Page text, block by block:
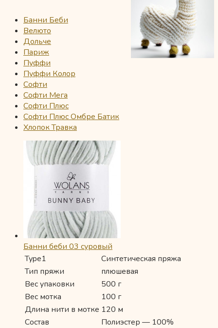
Банни Беби
Велюто
Дольче
Париж
Пуффи
Пуффи Колор
Софти
Софти Мега
Софти Плюс
Софти Плюс Омбре Батик
Хлопок Травка
Банни беби 03 суровый
Type1
Синтетическая пряжа
Тип пряжи
плюшевая
Вес упаковки
500 г
Вес мотка
100 г
Длина нити в мотке 120 м
Состав
Полиэстер — 100%